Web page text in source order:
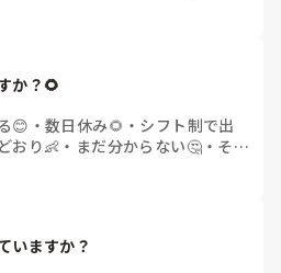
か？🌻
😊 ・ 数日休み🌻 ・ シフト制で出
おり👶 ・ まだ分からない🤔・ その
いますか？